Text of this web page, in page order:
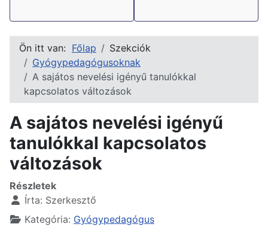
Ön itt van: Főlap
Szekciók
Gyógypedagógusoknak
A sajátos nevelési igényű tanulókkal
kapcsolatos változások
A sajátos nevelési igényű
tanulókkal kapcsolatos
változások
Részletek
Írta: Szerkesztő
Kategória: Gyógypedagógus